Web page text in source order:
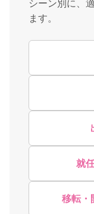
シーン別に、
ます。
就
移転・